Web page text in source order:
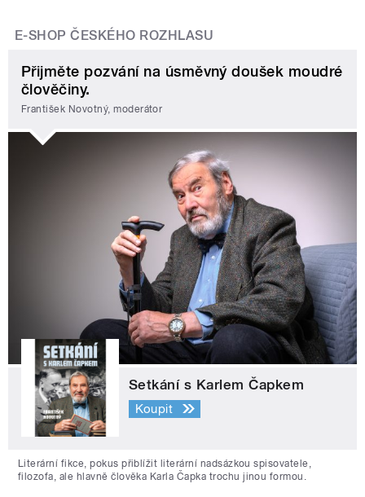
E-SHOP ČESKÉHO ROZHLASU
Přijměte pozvání na úsměvný doušek moudré
člověčiny.
František Novotný, moderátor
Setkání s Karlem Čapkem
Koupit
Literární fikce, pokus přiblížit literární nadsázkou spisovatele,
filozofa, ale hlavně člověka Karla Čapka trochu jinou formou.